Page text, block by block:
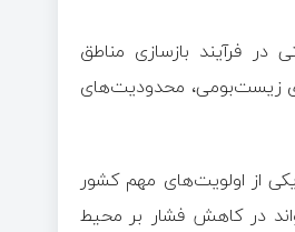
فرآیند بازسازی مناطق
زیست‌بومی، محدودیت‌های
از اولویت‌های مهم کشور
در کاهش فشار بر محیط